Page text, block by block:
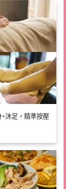
沐足，精準按壓